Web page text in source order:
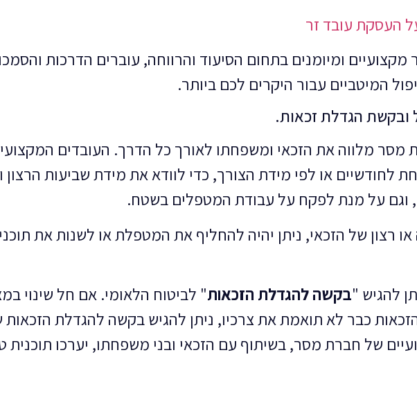
העסקת עובד זר
ומיומנים בתחום הסיעוד והרווחה, עוברים הדרכות
המיטביים עבור היקרים לכם ביותר.
ובקשת הגדלת זכאות.
מלווה את הזכאי ומשפחתו לאורך כל הדרך. העובדים
לחודשיים או לפי מידת הצורך, כדי לוודא את מידת שביעות
וגם על מנת לפקח על עבודת המטפלים בשטח.
רצון של הזכאי, ניתן יהיה להחליף את המטפלת או לשנות את
להגיש "בקשה להגדלת הזכאות" לביטוח הלאומי. אם חל שינוי
כבר לא תואמת את צרכיו, ניתן להגיש בקשה להגדלת
של חברת מסר, בשיתוף עם הזכאי ובני משפחתו, יערכו